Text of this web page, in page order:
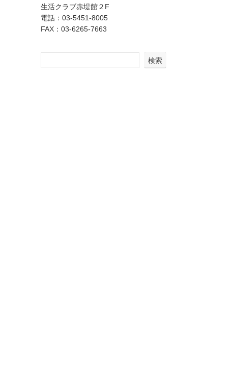
生活クラブ赤堤館２F
電話：03-5451-8005
FAX：03-6265-7663
検索